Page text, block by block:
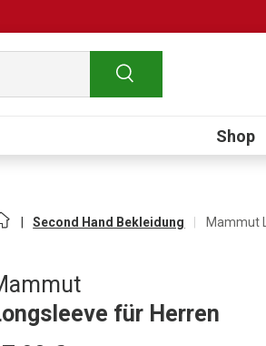
Suchen
Submenu
Shop
Second Hand Bekleidung Mammut
für Herren